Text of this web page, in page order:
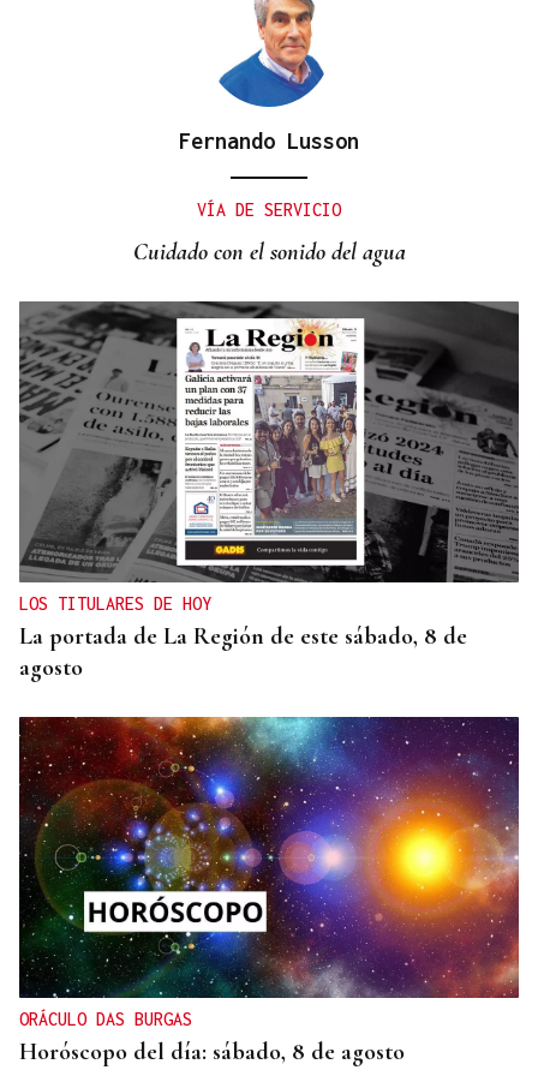
Un herido en la colisión entre dos coches en la
Fernando Lusson
VÍA DE SERVICIO
Cuidado con el sonido del agua
LOS TITULARES DE HOY
La portada de La Región de este sábado, 8 de
agosto
ORÁCULO DAS BURGAS
Horóscopo del día: sábado, 8 de agosto